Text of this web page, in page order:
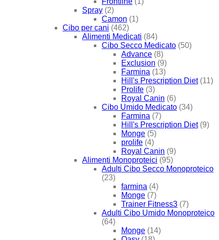
Spray (2)
Camon (1)
Cibo per cani (462)
Alimenti Medicati (84)
Cibo Secco Medicato (50)
Advance (8)
Exclusion (9)
Farmina (13)
Hill's Prescription Diet (11)
Prolife (3)
Royal Canin (6)
Cibo Umido Medicato (34)
Farmina (7)
Hill's Prescription Diet (9)
Monge (5)
prolife (4)
Royal Canin (9)
Alimenti Monoproteici (95)
Adulti Cibo Secco Monoproteico
(23)
farmina (4)
Monge (7)
Trainer Fitness3 (7)
Adulti Cibo Umido Monoproteico
(64)
Monge (14)